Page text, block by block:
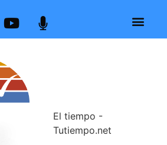
El tiempo -
Tutiempo.net